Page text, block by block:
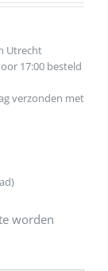
Utrecht
17:00 besteld
verzonden met
worden